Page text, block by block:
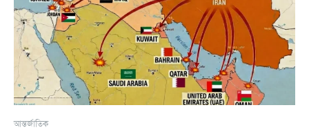
আন্তর্জাতিক